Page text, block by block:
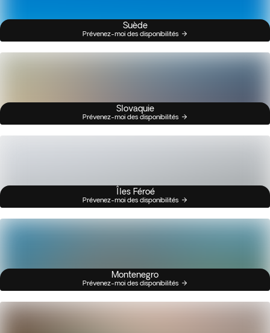
Suède
Prévenez-moi des disponibilités
Slovaquie
Prévenez-moi des disponibilités
Îles Féroé
Prévenez-moi des disponibilités
Montenegro
Prévenez-moi des disponibilités